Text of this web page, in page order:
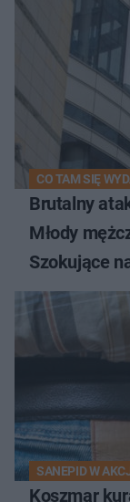
CO TAM SIĘ
Brutalny
Młody
Szokujące
SANEPID W
Koszmar